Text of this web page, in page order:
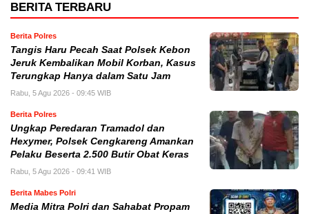
BERITA TERBARU
Berita Polres
Tangis Haru Pecah Saat Polsek Kebon
Jeruk Kembalikan Mobil Korban, Kasus
Terungkap Hanya dalam Satu Jam
Rabu, 5 Agu 2026 - 09:45 WIB
Berita Polres
Ungkap Peredaran Tramadol dan
Hexymer, Polsek Cengkareng Amankan
Pelaku Beserta 2.500 Butir Obat Keras
Rabu, 5 Agu 2026 - 09:41 WIB
Berita Mabes Polri
Media Mitra Polri dan Sahabat Propam